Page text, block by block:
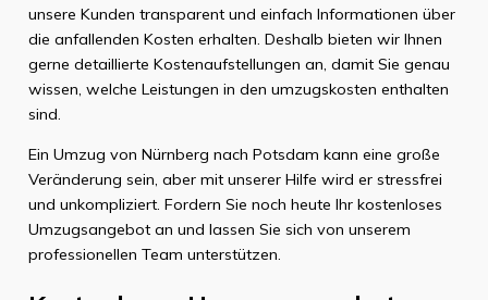
unsere Kunden transparent und einfach Informationen über
die anfallenden Kosten erhalten. Deshalb bieten wir Ihnen
gerne detaillierte Kostenaufstellungen an, damit Sie genau
wissen, welche Leistungen in den umzugskosten enthalten
sind.
Ein Umzug von Nürnberg nach Potsdam kann eine große
Veränderung sein, aber mit unserer Hilfe wird er stressfrei
und unkompliziert. Fordern Sie noch heute Ihr kostenloses
Umzugsangebot an und lassen Sie sich von unserem
professionellen Team unterstützen.